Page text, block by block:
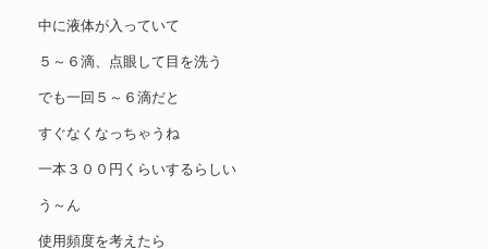
中に液体が入っていて
５～６滴、点眼して目を洗う
でも一回５～６滴だと
すぐなくなっちゃうね
一本３００円くらいするらしい
う～ん
使用頻度を考えたら